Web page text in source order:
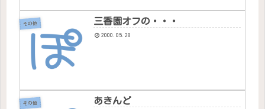
その他 三香園オフの・・・
2000.05.28
その他 あきんど